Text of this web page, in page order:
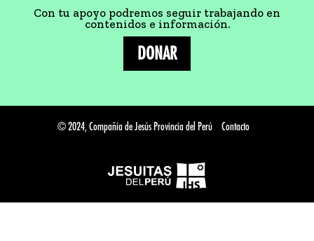
Con tu apoyo podremos seguir trabajando en
contenidos e información.
DONAR
© 2024, Compañía de Jesús Provincia del Perú Contacto